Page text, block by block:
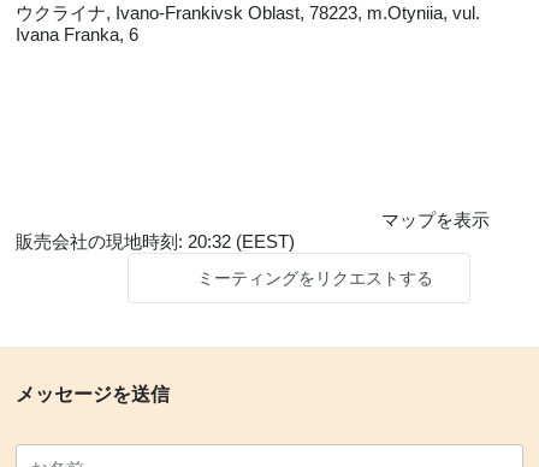
ウクライナ, Ivano-Frankivsk Oblast, 78223, m.Otyniia, vul.
Ivana Franka, 6
マップを表示
販売会社の現地時刻: 20:32 (EEST)
ミーティングをリクエストする
メッセージを送信